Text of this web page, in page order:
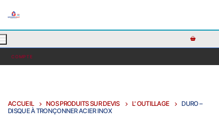
COMPTE
ACCUEIL NOS PRODUITS SUR DEVIS L' OUTILLAGE
DURO –
DISQUE À TRONÇONNER ACIER INOX